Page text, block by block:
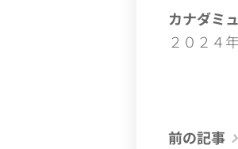
カナダミ
２０２４
前の記事